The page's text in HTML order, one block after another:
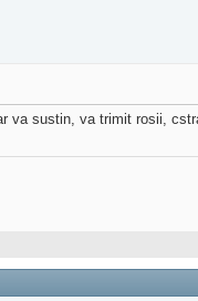
va sustin, va trimit rosii,